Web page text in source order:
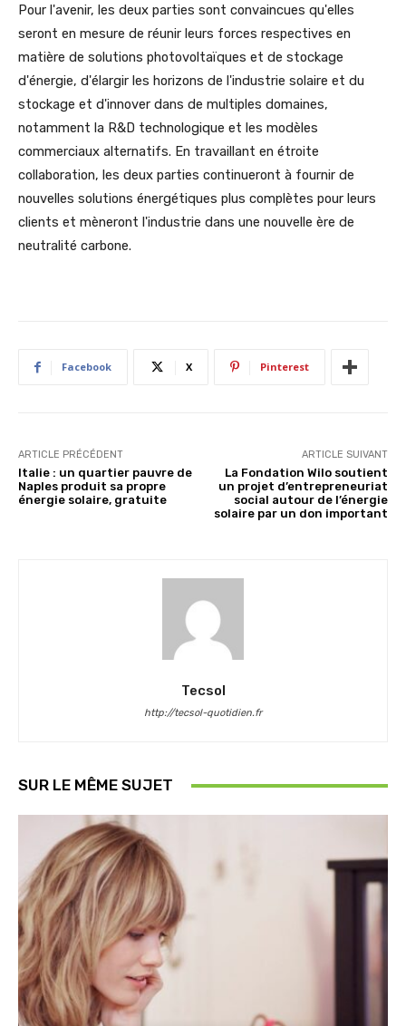
Pour l'avenir, les deux parties sont convaincues qu'elles
seront en mesure de réunir leurs forces respectives en
matière de solutions photovoltaïques et de stockage
d'énergie, d'élargir les horizons de l'industrie solaire et du
stockage et d'innover dans de multiples domaines,
notamment la R&D technologique et les modèles
commerciaux alternatifs. En travaillant en étroite
collaboration, les deux parties continueront à fournir de
nouvelles solutions énergétiques plus complètes pour leurs
clients et mèneront l'industrie dans une nouvelle ère de
neutralité carbone.
Facebook X Pinterest
ARTICLE PRÉCÉDENT
Italie : un quartier pauvre de
Naples produit sa propre
énergie solaire, gratuite
ARTICLE SUIVANT
La Fondation Wilo soutient
un projet d’entrepreneuriat
social autour de l’énergie
solaire par un don important
Tecsol
http://tecsol-quotidien.fr
SUR LE MÊME SUJET